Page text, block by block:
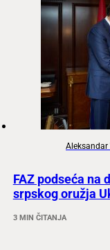
Aleksandar
FAZ podseća na
srpskog oružja
3 MIN ČITANJA